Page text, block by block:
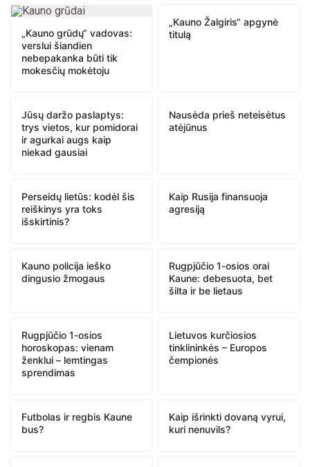
„Kauno grūdų“ vadovas:
verslui šiandien
nebepakanka būti tik
mokesčių mokėtoju
„Kauno Žalgiris“ apgynė
titulą
Jūsų daržo paslaptys:
trys vietos, kur pomidorai
ir agurkai augs kaip
niekad gausiai
Nausėda prieš neteisėtus
atėjūnus
Perseidų lietūs: kodėl šis
reiškinys yra toks
išskirtinis?
Kaip Rusija finansuoja
agresiją
Kauno policija ieško
dingusio žmogaus
Rugpjūčio 1-osios orai
Kaune: debesuota, bet
šilta ir be lietaus
Rugpjūčio 1-osios
horoskopas: vienam
ženklui – lemtingas
sprendimas
Lietuvos kurčiosios
tinklininkės – Europos
čempionės
Futbolas ir regbis Kaune
bus?
Kaip išrinkti dovaną vyrui,
kuri nenuvils?